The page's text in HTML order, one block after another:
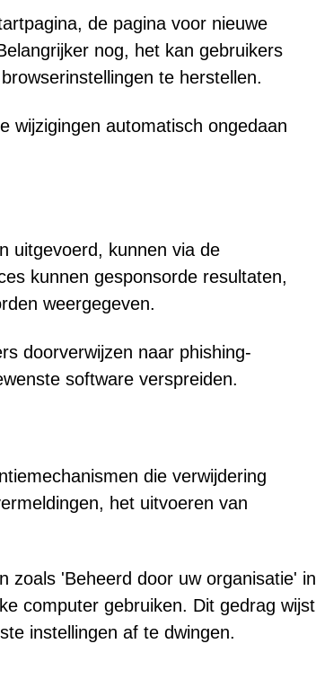
de pagina voor nieuwe
nog, het kan gebruikers
te herstellen.
wijzigingen automatisch ongedaan
uitgevoerd, kunnen via de
kunnen gesponsorde resultaten,
weergegeven.
doorverwijzen naar phishing-
software verspreiden.
die verwijdering
het uitvoeren van
zoals 'Beheerd door uw organisatie' in
computer gebruiken. Dit gedrag wijst
instellingen af te dwingen.